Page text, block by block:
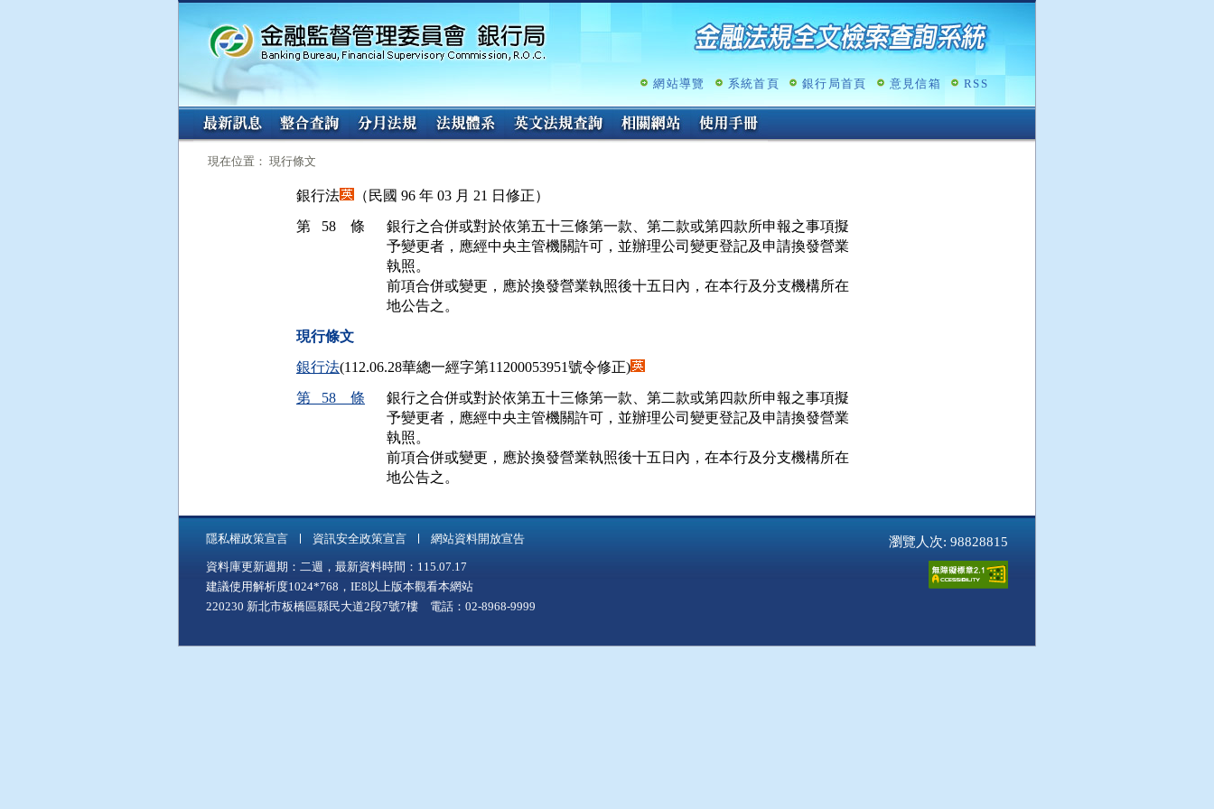
跳
容
網站導覽 系統首頁 銀行局首頁 意見信箱 RSS
:::
現在位置： 現行條文
銀行法
（民國 96 年 03 月 21 日修正）
第 58 條
銀行之合併或對於依第五十三條第一款、第二款或第四款所申報之事項擬
予變更者，應經中央主管機關許可，並辦理公司變更登記及申請換發營業
執照。
前項合併或變更，應於換發營業執照後十五日內，在本行及分支機構所在
地公告之。
現行條文
銀行法(112.06.28華總一經字第11200053951號令修正)
第 58 條
銀行之合併或對於依第五十三條第一款、第二款或第四款所申報之事項擬
予變更者，應經中央主管機關許可，並辦理公司變更登記及申請換發營業
執照。
前項合併或變更，應於換發營業執照後十五日內，在本行及分支機構所在
地公告之。
隱私權政策宣言 資訊安全政策宣言 網站資料開放宣告 瀏覽人次: 98828815
資料庫更新週期：二週，最新資料時間：115.07.17
建議使用解析度1024*768，IE8以上版本觀看本網站
220230 新北市板橋區縣民大道2段7號7樓 電話：02-8968-9999